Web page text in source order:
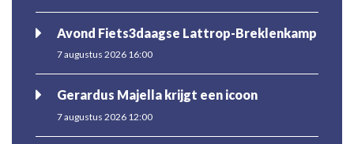
Avond Fiets3daagse Lattrop-Breklenkamp
7 augustus 2026 16:00
Gerardus Majella krijgt een icoon
7 augustus 2026 12:00